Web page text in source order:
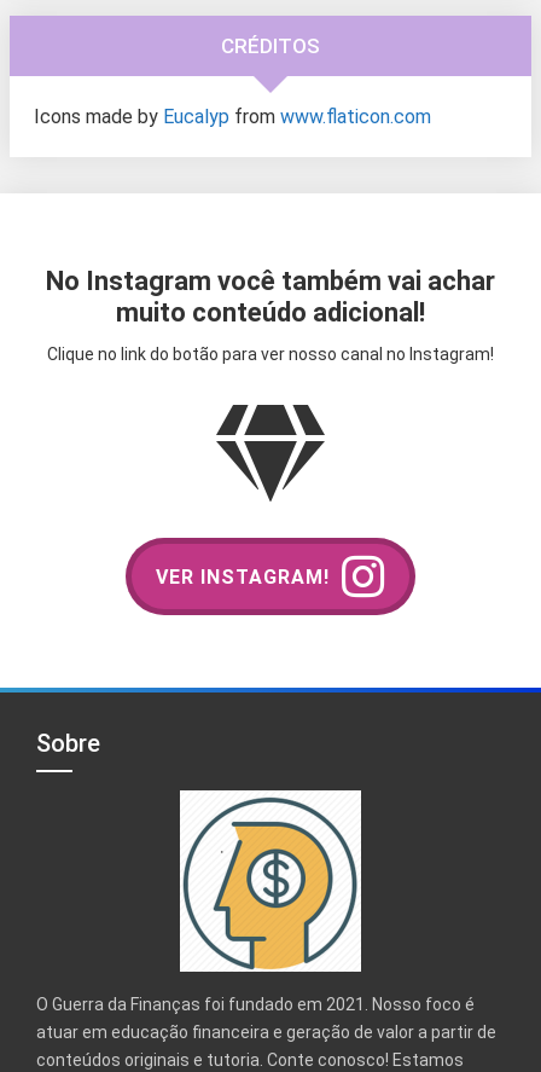
CRÉDITOS
Icons made by Eucalyp from www.flaticon.com
No Instagram você também vai achar
muito conteúdo adicional!
Clique no link do botão para ver nosso canal no Instagram!
VER INSTAGRAM!
Sobre
O Guerra da Finanças foi fundado em 2021. Nosso foco é
atuar em educação financeira e geração de valor a partir de
conteúdos originais e tutoria. Conte conosco! Estamos